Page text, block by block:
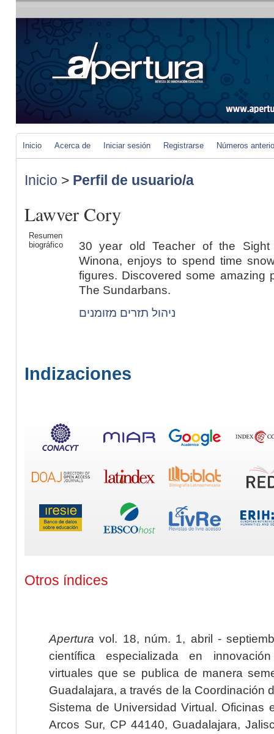
Inicio Acerca de Iniciar sesión Registrarse Números
Inicio > Perfil de usuario/a
Lawver Cory
Resumen
biográfico
30 year old Teacher of the Sight
Winona, enjoys to spend time
figures. Discovered some
The Sundarbans.
ניהול תזרים מזומנים
Indizaciones
Otros índices
Apertura vol. 18, núm. 1, abril -
científica especializada en
virtuales que se publica de manera
Guadalajara, a través de la Coordinación
Sistema de Universidad Virtual. Oficinas
Arcos Sur, CP 44140, Guadalajara,